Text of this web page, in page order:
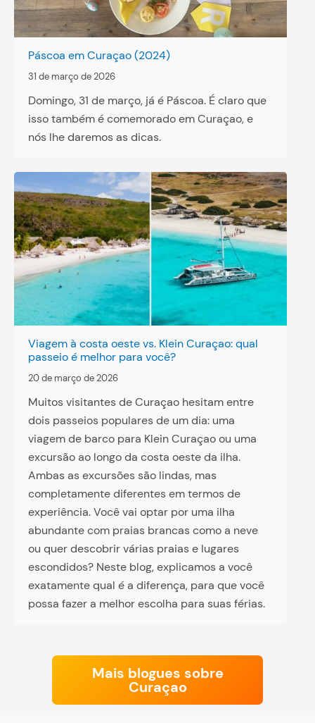
Páscoa em Curaçao (2024)
31 de março de 2026
Domingo, 31 de março, já é Páscoa. É claro que
isso também é comemorado em Curaçao, e
nós lhe daremos as dicas.
Viagem à costa oeste vs. Klein Curaçao: qual
passeio é melhor para você?
20 de março de 2026
Muitos visitantes de Curaçao hesitam entre
dois passeios populares de um dia: uma
viagem de barco para Klein Curaçao ou uma
excursão ao longo da costa oeste da ilha.
Ambas as excursões são lindas, mas
completamente diferentes em termos de
experiência. Você vai optar por uma ilha
abundante com praias brancas como a neve
ou quer descobrir várias praias e lugares
escondidos? Neste blog, explicamos a você
exatamente qual é a diferença, para que você
possa fazer a melhor escolha para suas férias.
Mais blogues sobre
Curaçao